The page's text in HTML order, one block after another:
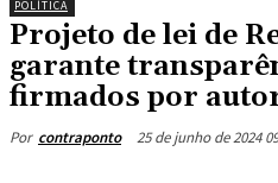
POLÍTICA
Projeto de lei de
garante
firmados por
Por contraponto 25 de junho de 2024